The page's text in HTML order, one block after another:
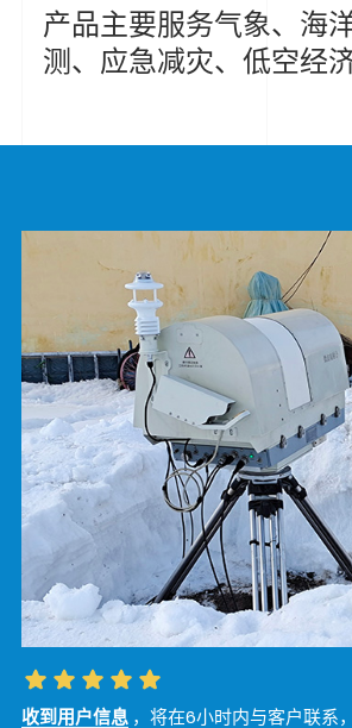
产品主要服务气象、海
测、应急减灾、低空经济
收到用户信息 ，将在6小时内与客户联系